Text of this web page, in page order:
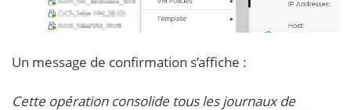
Un message de confirmation s’affiche :
Cette opération consolide tous les journaux de